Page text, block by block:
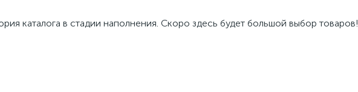
каталога в стадии наполнения. Скоро здесь будет большой выбор товаров!